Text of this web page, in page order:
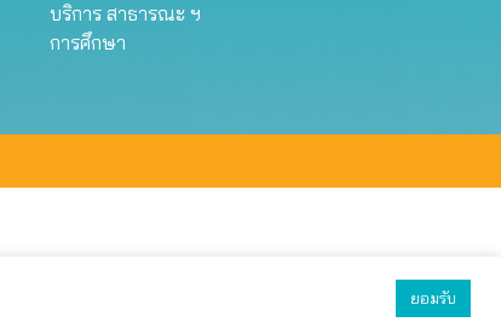
บริการ สาธารณะ ฯ
การศึกษา
ยอมรับ